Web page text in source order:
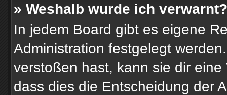
» Weshalb wurde ich verwarnt?
In jedem Board gibt es eigene
Administration festgelegt
verstoßen hast, kann sie dir
dass dies die Entscheidung der